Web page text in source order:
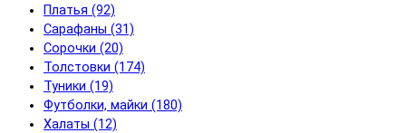
Платья (92)
Сарафаны (31)
Сорочки (20)
Толстовки (174)
Туники (19)
Футболки, майки (180)
Халаты (12)